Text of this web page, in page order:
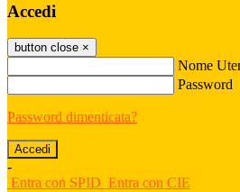
Accedi
button close ×
Nome
Password
Password dimenticata?
-
Entra con SPID Entra con CIE